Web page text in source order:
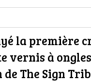
la première
vernis à ongles
de The Sign